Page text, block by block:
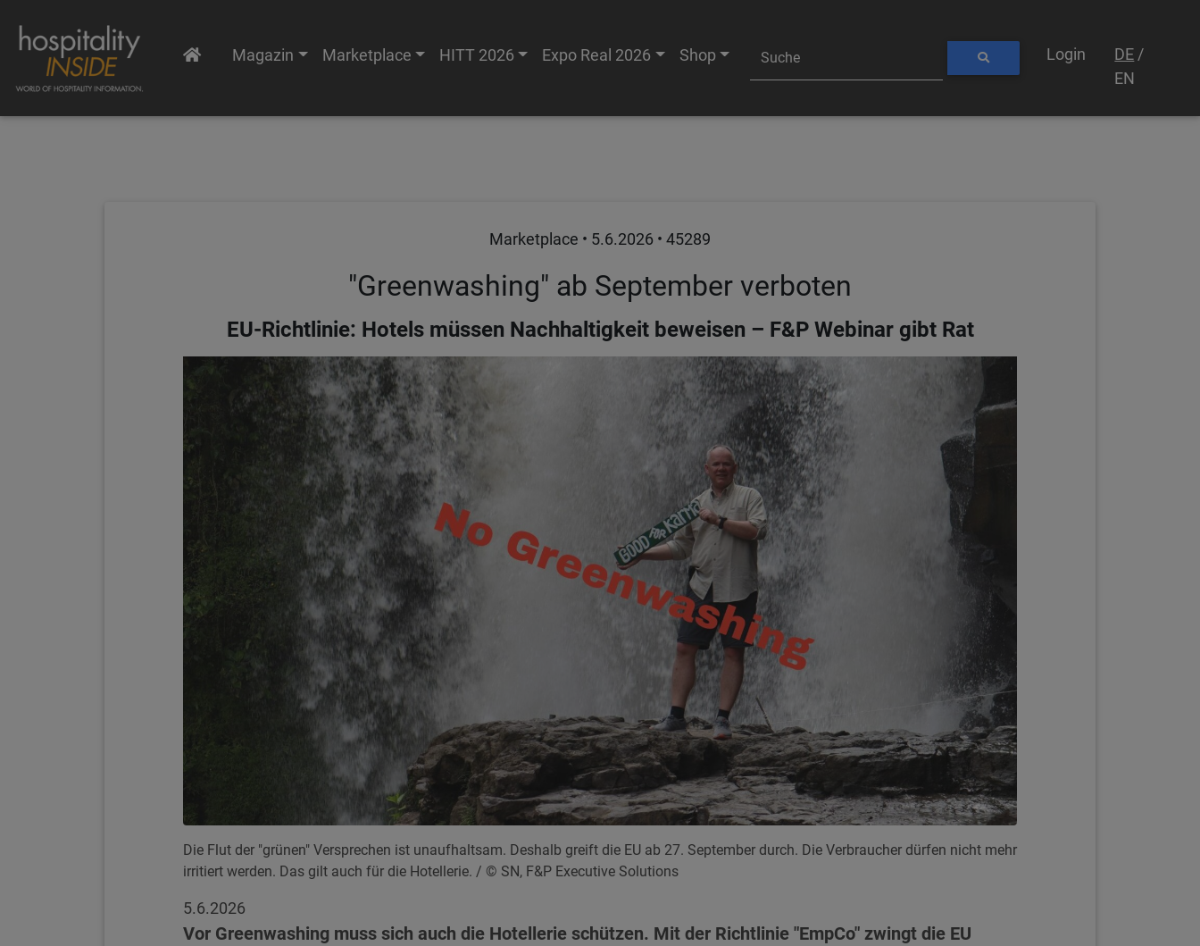
Magazin Marketplace HITT 2026 Expo Real 2026 Shop Login DE /
EN
Marketplace • 5.6.2026 • 45289
"Greenwashing" ab September verboten
EU-Richtlinie: Hotels müssen Nachhaltigkeit beweisen – F&P Webinar gibt Rat
Die Flut der "grünen" Versprechen ist unaufhaltsam. Deshalb greift die EU ab 27. September durch. Die Verbraucher dürfen nicht mehr
irritiert werden. Das gilt auch für die Hotellerie. / © SN, F&P Executive Solutions
5.6.2026
Vor Greenwashing muss sich auch die Hotellerie schützen. Mit der Richtlinie "EmpCo" zwingt die EU